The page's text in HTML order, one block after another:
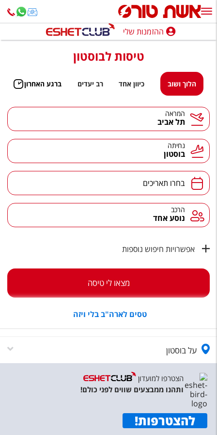
ההזמנות שלי
חופשה לפי סגנון
מלונות באילת
טיולים מאורגנים
סגנונות טיול
חבילות נופש
הרגע האחרון
חבילות בריאות וספא
טיסות לחו"ל
מגזין אשת
טופס צור קשר
תקנון
נגישות
עקבו אחרינו
ההזמנות שלי
טיסות לבוסטון
הלוך ושוב כיוון אחד רב יעדים ברגע האחרון
המראה
תל אביב
נחיתה
בוסטון
בחרו תאריכים
הרכב
נוסע אחד
אפשרויות חיפוש נוספות
מצאו לי טיסה
טסים לארה"ב בלי ויזה
על בוסטון
הצטרפו למועדון
ותהנו ממבצעים שווים לפני כולם!
להצטרפות!